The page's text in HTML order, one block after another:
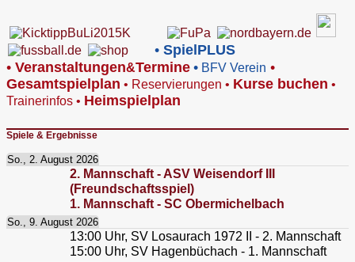
• SpielPLUS
• Veranstaltungen&Termine • BFV Verein •
Gesamtspielplan • Reservierungen • Kurse buchen •
Trainerinfos • Heimspielplan
Spiele & Ergebnisse
So., 2. August 2026
2. Mannschaft - ASV Weisendorf III
(Freundschaftsspiel)
1. Mannschaft - SC Obermichelbach
So., 9. August 2026
13:00 Uhr, SV Losaurach 1972 II - 2. Mannschaft
15:00 Uhr, SV Hagenbüchach - 1. Mannschaft